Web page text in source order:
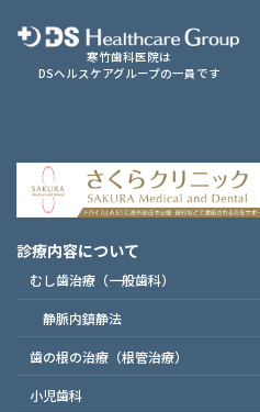
寒竹歯科医院は
DSヘルスケアグループの一員です
診療内容について
むし歯治療（一般歯科）
静脈内鎮静法
歯の根の治療（根管治療）
小児歯科